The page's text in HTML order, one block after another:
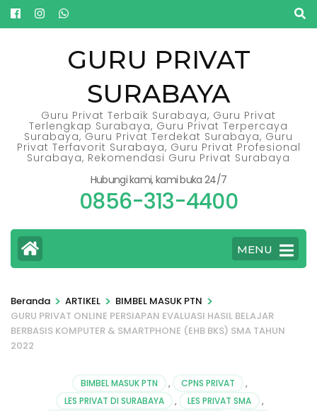
Lompat
ke
GURU PRIVAT
SURABAYA
Guru Privat Terbaik Surabaya, Guru Privat
Terlengkap Surabaya, Guru Privat Terpercaya
Surabaya, Guru Privat Terdekat Surabaya, Guru
Privat Terfavorit Surabaya, Guru Privat Profesional
Surabaya, Rekomendasi Guru Privat Surabaya
Hubungi kami, kami buka 24/7
0856-313-4400
MENU
Beranda > ARTIKEL > BIMBEL MASUK PTN >
GURU PRIVAT ONLINE PERSIAPAN EVALUASI HASIL BELAJAR
BERBASIS KOMPUTER & SMARTPHONE (EHB BKS) SMA TAHUN
2022
BIMBEL MASUK PTN , CPNS PRIVAT
,
LES PRIVAT DI SURABAYA
, LES PRIVAT SMA
,